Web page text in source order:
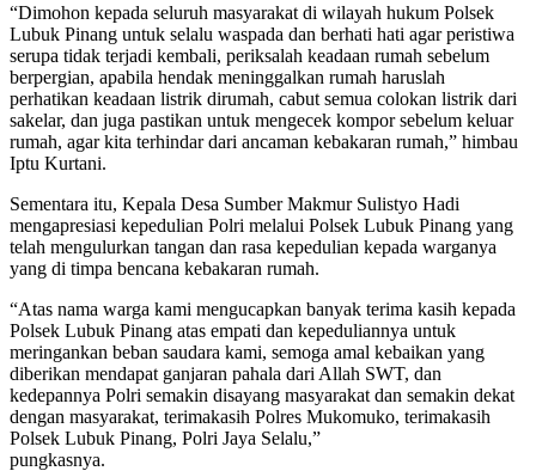
“Dimohon kepada seluruh masyarakat di wilayah hukum Polsek
Lubuk Pinang untuk selalu waspada dan berhati hati agar peristiwa
serupa tidak terjadi kembali, periksalah keadaan rumah sebelum
berpergian, apabila hendak meninggalkan rumah haruslah
perhatikan keadaan listrik dirumah, cabut semua colokan listrik dari
sakelar, dan juga pastikan untuk mengecek kompor sebelum keluar
rumah, agar kita terhindar dari ancaman kebakaran rumah,” himbau
Iptu Kurtani.
Sementara itu, Kepala Desa Sumber Makmur Sulistyo Hadi
mengapresiasi kepedulian Polri melalui Polsek Lubuk Pinang yang
telah mengulurkan tangan dan rasa kepedulian kepada warganya
yang di timpa bencana kebakaran rumah.
“Atas nama warga kami mengucapkan banyak terima kasih kepada
Polsek Lubuk Pinang atas empati dan kepeduliannya untuk
meringankan beban saudara kami, semoga amal kebaikan yang
diberikan mendapat ganjaran pahala dari Allah SWT, dan
kedepannya Polri semakin disayang masyarakat dan semakin dekat
dengan masyarakat, terimakasih Polres Mukomuko, terimakasih
Polsek Lubuk Pinang, Polri Jaya Selalu,”
pungkasnya.